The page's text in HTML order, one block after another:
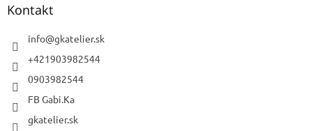
Kontakt
info@gkatelier.sk
+421903982544
0903982544
FB Gabi.Ka
gkatelier.sk